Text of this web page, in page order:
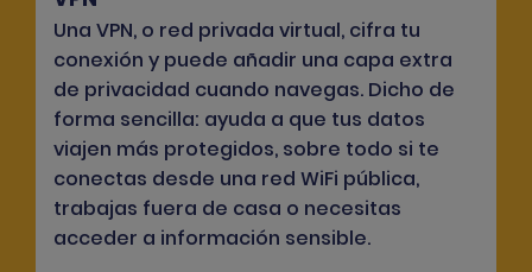
Una VPN, o red privada virtual, cifra tu
conexión y puede añadir una capa extra
de privacidad cuando navegas. Dicho de
forma sencilla: ayuda a que tus datos
viajen más protegidos, sobre todo si te
conectas desde una red WiFi pública,
trabajas fuera de casa o necesitas
acceder a información sensible.